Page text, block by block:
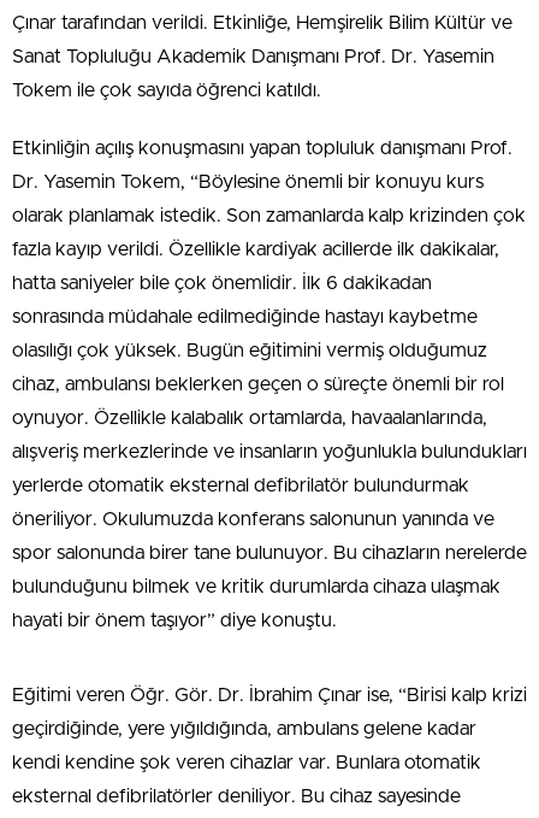
Çınar tarafından verildi. Etkinliğe, Hemşirelik Bilim Kültür ve
Sanat Topluluğu Akademik Danışmanı Prof. Dr. Yasemin
Tokem ile çok sayıda öğrenci katıldı.
Etkinliğin açılış konuşmasını yapan topluluk danışmanı Prof.
Dr. Yasemin Tokem, “Böylesine önemli bir konuyu kurs
olarak planlamak istedik. Son zamanlarda kalp krizinden çok
fazla kayıp verildi. Özellikle kardiyak acillerde ilk dakikalar,
hatta saniyeler bile çok önemlidir. İlk 6 dakikadan
sonrasında müdahale edilmediğinde hastayı kaybetme
olasılığı çok yüksek. Bugün eğitimini vermiş olduğumuz
cihaz, ambulansı beklerken geçen o süreçte önemli bir rol
oynuyor. Özellikle kalabalık ortamlarda, havaalanlarında,
alışveriş merkezlerinde ve insanların yoğunlukla bulundukları
yerlerde otomatik eksternal defibrilatör bulundurmak
öneriliyor. Okulumuzda konferans salonunun yanında ve
spor salonunda birer tane bulunuyor. Bu cihazların nerelerde
bulunduğunu bilmek ve kritik durumlarda cihaza ulaşmak
hayati bir önem taşıyor” diye konuştu.
Eğitimi veren Öğr. Gör. Dr. İbrahim Çınar ise, “Birisi kalp krizi
geçirdiğinde, yere yığıldığında, ambulans gelene kadar
kendi kendine şok veren cihazlar var. Bunlara otomatik
eksternal defibrilatörler deniliyor. Bu cihaz sayesinde